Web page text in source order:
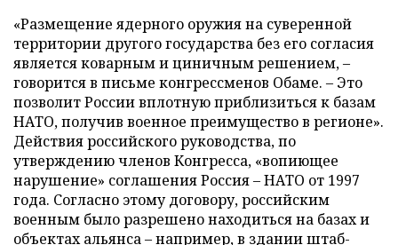
«Размещение ядерного оружия на суверенной
территории другого государства без его согласия
является коварным и циничным решением, –
говорится в письме конгрессменов Обаме. – Это
позволит России вплотную приблизиться к базам
НАТО, получив военное преимущество в регионе».
Действия российского руководства, по
утверждению членов Конгресса, «вопиющее
нарушение» соглашения Россия – НАТО от 1997
года. Согласно этому договору, российским
военным было разрешено находиться на базах и
объектах альянса – например, в здании штаб-